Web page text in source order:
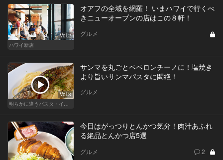
Vol.2
ハワイ新店
オアフの全域を網羅！ いまハワイで行くべ
きニューオープンの店はこの８軒！
グルメ
Vol.3
サンマを丸ごとペペロンチーノに！塩焼き
より旨いサンマパスタに悶絶！
グルメ
今日はがっつりとんかつ気分！肉汁あふれ
る絶品とんかつ店5選
グルメ 2